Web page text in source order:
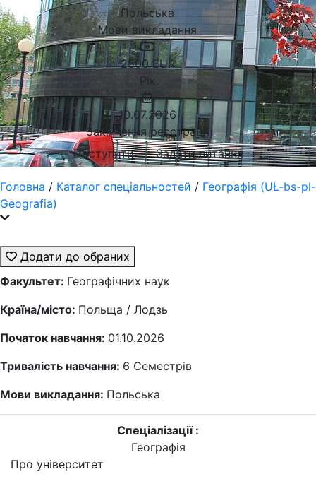
Польська
Мови викладання
2500 EUR
Рік
10.07.2026
Закінчення реєстрації
Поступити
Задати питання
Головна / Каталог спеціальностей / Географія (UŁ-bs-pl-
Geografia)
Додати до обраних
Факультет: Географічних наук
Країна/місто: Польща / Лодзь
Початок навчання: 01.10.2026
Тривалість навчання: 6 Семестрів
Мови викладання: Польська
Спеціалізації :
Географія
Про університет